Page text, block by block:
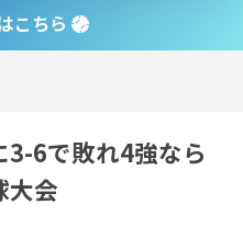
こちら
6で敗れ4強なら
会